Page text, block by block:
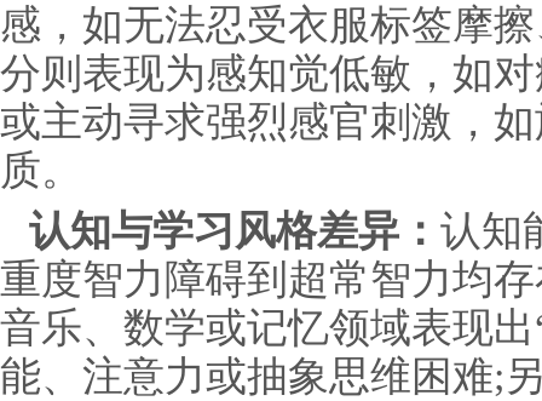
感，如无法忍受衣服标签摩
分则表现为感知觉低敏，如
或主动寻求强烈感官刺激，
质。
认知与学习风格差异： 认知
重度智力障碍到超常智力均
音乐、数学或记忆领域表现
能、注意力或抽象思维困难;